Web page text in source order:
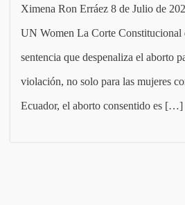
Ximena Ron Erráez 8 de Julio de
UN Women La Corte Constitucional
sentencia que despenaliza el aborto
violación, no solo para las mujeres
Ecuador, el aborto consentido es […]